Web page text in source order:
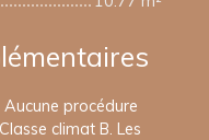
procédure
climat B. Les